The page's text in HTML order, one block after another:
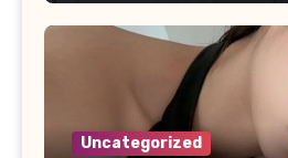
Uncategorized